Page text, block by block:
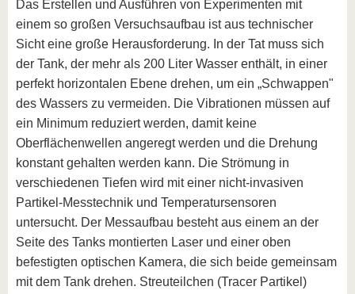
Das Erstellen und Ausführen von Experimenten mit
einem so großen Versuchsaufbau ist aus technischer
Sicht eine große Herausforderung. In der Tat muss sich
der Tank, der mehr als 200 Liter Wasser enthält, in einer
perfekt horizontalen Ebene drehen, um ein „Schwappen"
des Wassers zu vermeiden. Die Vibrationen müssen auf
ein Minimum reduziert werden, damit keine
Oberflächenwellen angeregt werden und die Drehung
konstant gehalten werden kann. Die Strömung in
verschiedenen Tiefen wird mit einer nicht-invasiven
Partikel-Messtechnik und Temperatursensoren
untersucht. Der Messaufbau besteht aus einem an der
Seite des Tanks montierten Laser und einer oben
befestigten optischen Kamera, die sich beide gemeinsam
mit dem Tank drehen. Streuteilchen (Tracer Partikel)